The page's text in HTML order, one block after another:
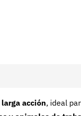
acción, ideal